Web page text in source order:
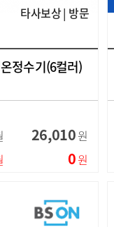
타사보상 | 방문
정수기(6컬러)
26,010원
0원